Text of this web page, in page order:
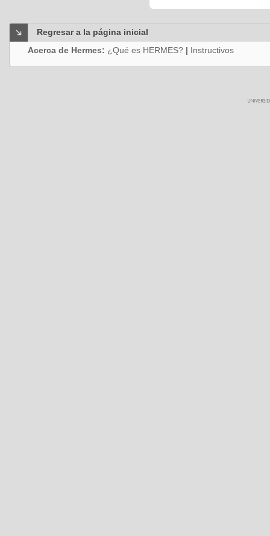
Regresar a la página inicial
Acerca de Hermes: ¿Qué es HERMES? | Instructivos